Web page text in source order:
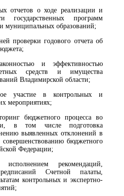
отчетов о ходе реализации и
государственных программ
муниципальных образований;
проверки годового отчета об
и эффективностью
средств и имущества
Владимирской области;
участие в контрольных и
мероприятиях;
бюджетного процесса во
в том числе подготовка
выявленных отклонений в
бюджетного
Федерации;
рекомендаций,
Счетной палаты,
контрольных и экспертно-